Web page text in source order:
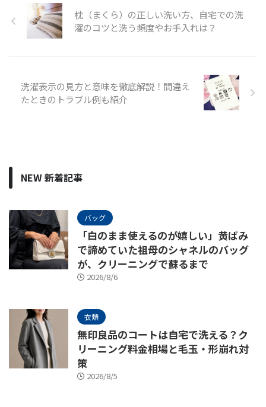
枕（まくら）の正しい洗い方、自宅での洗
濯のコツと洗う頻度やお手入れは？
洗濯表示の見方と意味を徹底解説！間違え
たときのトラブル例も紹介
NEW 新着記事
バッグ
「白のまま使えるのが嬉しい」黄ばみ
で諦めていた祖母のシャネルのバッグ
が、クリーニングで蘇るまで
2026/8/6
衣類
無印良品のコートは自宅で洗える？ク
リーニング料金相場と毛玉・形崩れ対
策
2026/8/5